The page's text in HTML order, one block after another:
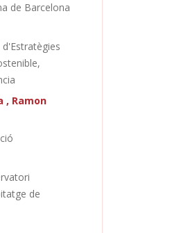
de Barcelona
, Ramon
de